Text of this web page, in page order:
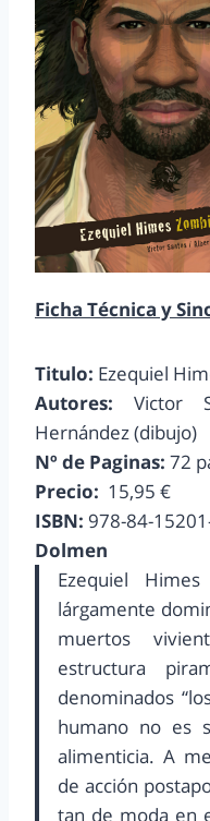
Ficha Técnica y
Titulo: Ezequiel
Autores: Victor
Hernández (dibujo)
Nº de Paginas: 72
Precio: 15,95 €
ISBN: 978-84-
Dolmen
Ezequiel
lárgamente
muertos
estructura
denominados
humano no es
alimenticia. A
de acción
tan de moda en